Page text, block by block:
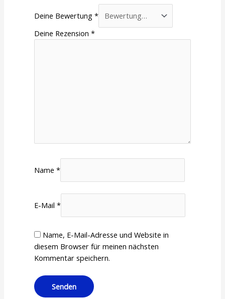
Deine Bewertung*
Deine Rezension*
Name*
E-Mail*
Name, E-Mail-Adresse und Website in
diesem Browser für meinen nächsten
Kommentar speichern.